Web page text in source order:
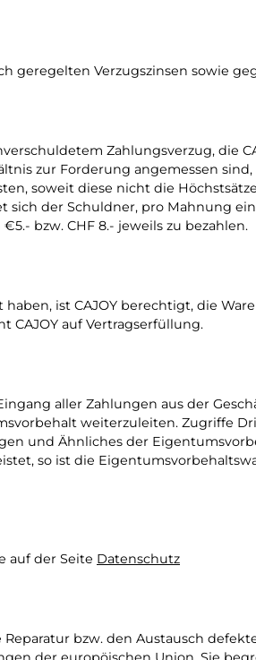
geregelten Verzugszinsen sowie
Zahlungsverzug, die
zur Forderung angemessen
soweit diese nicht die
der Schuldner, pro Mahnung
bzw. CHF 8.- jeweils zu bezahlen.
ist CAJOY berechtigt, die
CAJOY auf Vertragserfüllung.
aller Zahlungen aus der
weiterzuleiten. Zugriffe
und Ähnliches der
so ist die
auf der Seite Datenschutz
bzw. den Austausch